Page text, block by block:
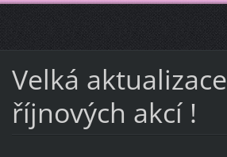
Velká aktualizace
říjnových akcí !